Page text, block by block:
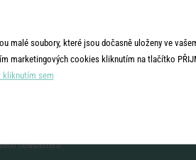
newsletteru
malé soubory, které jsou dočasně uloženy ve
marketingových cookies kliknutím na tlačítko
kliknutím sem